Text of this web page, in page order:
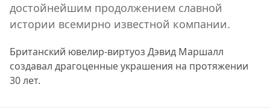
достойнейшим продолжением славной
истории всемирно известной компании.
Британский ювелир-виртуоз Дэвид Маршалл
создавал драгоценные украшения на протяжении
30 лет.